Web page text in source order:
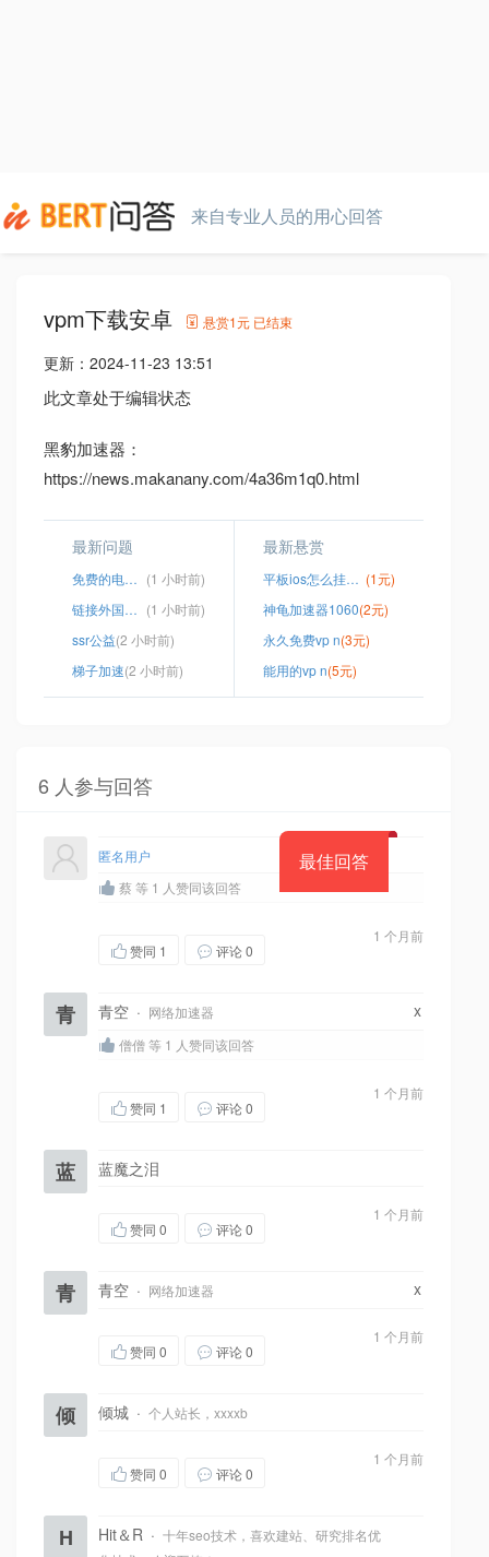
来自专业人员的用心回答
vpm下载安卓 悬赏1元 已结束
更新： 2024-11-23 13:51
此文章处于编辑状态
黑豹加速器：
https://news.makanany.com/4a36m1q0.html
最新问题
免费的电脑梯子软件 (1 小时前)
链接外国网站浏览器 (1 小时前)
ssr公益(2 小时前)
梯子加速(2 小时前)
最新悬赏
平板ios怎么挂梯子 (1元)
神龟加速器1060(2元)
永久免费vp n(3元)
能用的vp n(5元)
6 人参与回答
最佳回答
匿名用户
蔡 等 1 人赞同该回答
1 个月前
赞同 1 评论 0
青 青空 · 网络加速器 x
僧僧 等 1 人赞同该回答
1 个月前
赞同 1 评论 0
蓝 蓝魔之泪
1 个月前
赞同 0 评论 0
青 青空 · 网络加速器 x
1 个月前
赞同 0 评论 0
倾 倾城 · 个人站长，xxxxb
1 个月前
赞同 0 评论 0
H Hit＆R · 十年seo技术，喜欢建站、研究排名优